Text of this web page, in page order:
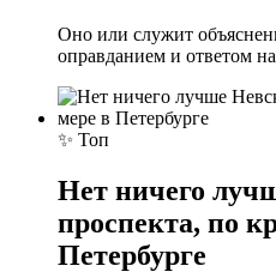
Оно или служит
оправданием и ответом
✨ Топ
Нет ничего
проспекта, по
Петербурге